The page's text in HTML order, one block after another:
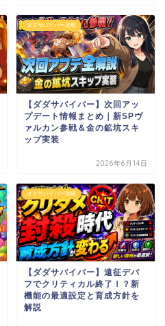
ダダサバイバー攻略
【ダダサバイバー】次回アッ
プデート情報まとめ｜新SPヴ
ァルカン参戦＆金の鉱坑スキ
ップ実装
2026年6月14日
ダダサバイバー攻略
【ダダサバイバー】遠征デバ
フでクリティカル終了！？新
機能の最適設定と育成方針を
解説